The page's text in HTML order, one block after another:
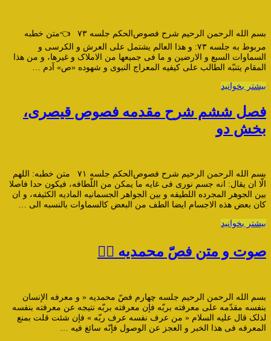
بسم الله الرحمن الرحیم شرح فصوص‌الحکم جلسه ۷۳ 👈متن خطبه
مربوط به جلسه ۷۳: و هذا العالم یشتمل على العرش و الکرسى و
السماوات السبع و الارضین و ما فی جمیعها من الاملاک و غیرها، و من هذا
المقام یتنبّه الطالب على کیفیه المعراج النبوى و شهوده «ص» آدم …
بیشتر بخوانید
فصل ششم شرح مقدمه فصوص قیصری،
بخش دو
بسم الله الرحمن الرحیم شرح فصوص‌الحکم جلسه ۷۱ متن خطبه: اللهم
الّا ان یقال: انه جسم نورى فی غایه ما یمکن من اللّطافه، فیکون حدا فاصلا
بین الجوهر المجرده اللطیفه و بین الجواهر الجسمانیه المادیه الکثیفه، و ان
کان بعض هذه الاجسام ایضا الطف من البعض کالسماوات بالنسبه الى …
بیشتر بخوانید
صوت و متن فصّ محمدیه ۴️⃣
بسم الله الرحمن الرحیم جلسه چهارم فصّ محمدیه « و معرفه الإنسان
بنفسه مقدّمه علی معرفته بربّه فإن معرفته بربّه نتیجه عن معرفته بنفسه
لذلک قال علیه السلام « من عرف نفسه عرف ربّه » فإن شئت قلت بمنع
المعرفه فی هذا الخبر و العجز عن الوصول فإنّه سائغ فیه …